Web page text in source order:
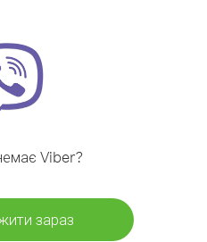
Viber?
зараз